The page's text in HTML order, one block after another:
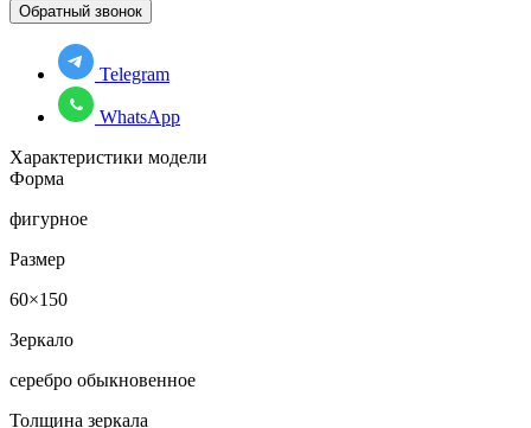
Обратный звонок
Telegram
WhatsApp
Характеристики модели
Форма
фигурное
Размер
60×150
Зеркало
серебро обыкновенное
Толщина зеркала